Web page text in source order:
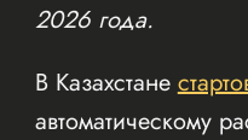
2026 года.
В Казахстане
автоматическому